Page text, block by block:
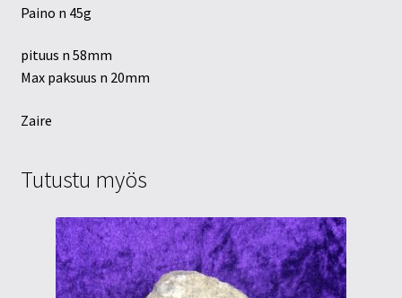
Paino n 45g
pituus n 58mm
Max paksuus n 20mm
Zaire
Tutustu myös